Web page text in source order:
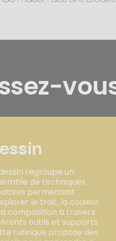
regroupe un
de techniques
permettant
le trait, la couleur
composition à travers
outils et supports.
rubrique propose des